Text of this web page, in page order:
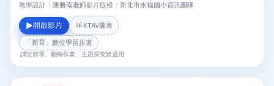
教學設計： 陳勝南老師影片版權： 新北市永福國小資訊團隊
▶開啟影片 📊 KTAV圖表
「新育」數位學習步道
課堂前導、翻轉作業、主題探究皆適用